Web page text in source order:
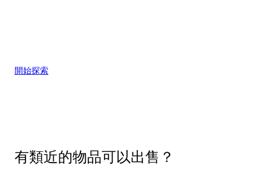
開始探索
有類近的物品可以出售？